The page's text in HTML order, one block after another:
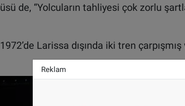
de, “Yolcuların tahliyesi çok zorlu
Larissa dışında iki tren
Reklam